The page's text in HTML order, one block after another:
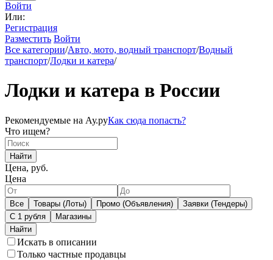
Войти
Или:
Регистрация
Разместить Войти
Все категории/Авто, мото, водный транспорт/Водный
транспорт/Лодки и катера/
Лодки и катера в России
Рекомендуемые на Ау.руКак сюда попасть?
Что ищем?
Найти
Цена, руб.
Цена
Все Товары (Лоты) Промо (Объявления)
Заявки (Тендеры)
С 1 рубля
Магазины
Искать в описании
Только частные продавцы